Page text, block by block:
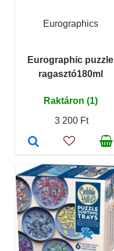
Eurographics
Eurographic puzzle
ragasztó180ml
Raktáron (1)
3 200 Ft